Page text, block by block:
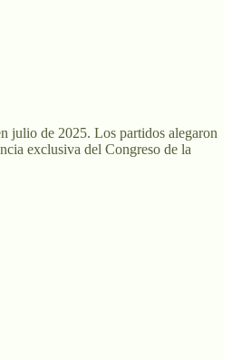
julio de 2025. Los partidos alegaron
exclusiva del Congreso de la